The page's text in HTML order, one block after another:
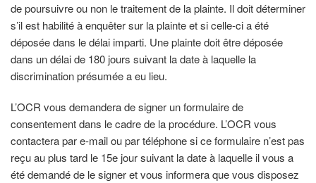
de poursuivre ou non le traitement de la plainte. Il doit déterminer
s’il est habilité à enquêter sur la plainte et si celle-ci a été
déposée dans le délai imparti. Une plainte doit être déposée
dans un délai de 180 jours suivant la date à laquelle la
discrimination présumée a eu lieu.
L’OCR vous demandera de signer un formulaire de
consentement dans le cadre de la procédure. L’OCR vous
contactera par e-mail ou par téléphone si ce formulaire n’est pas
reçu au plus tard le 15e jour suivant la date à laquelle il vous a
été demandé de le signer et vous informera que vous disposez